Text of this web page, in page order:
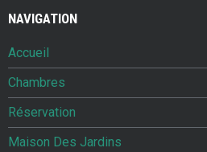
NAVIGATION
Accueil
Chambres
Réservation
Maison Des Jardins